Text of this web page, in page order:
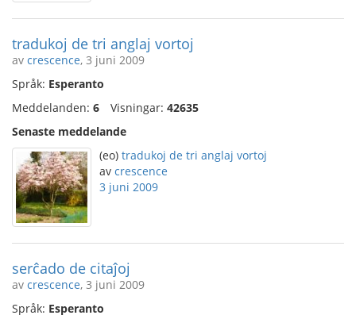
tradukoj de tri anglaj vortoj
av crescence, 3 juni 2009
Språk: Esperanto
Meddelanden: 6 Visningar: 42635
Senaste meddelande
(eo) tradukoj de tri anglaj vortoj
av crescence
3 juni 2009
serĉado de citaĵoj
av crescence, 3 juni 2009
Språk: Esperanto